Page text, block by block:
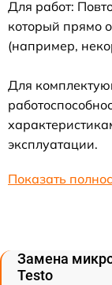
Для работ:
который прямо
(например,
Для
эксплуатации.
Показать
Замена
Testo